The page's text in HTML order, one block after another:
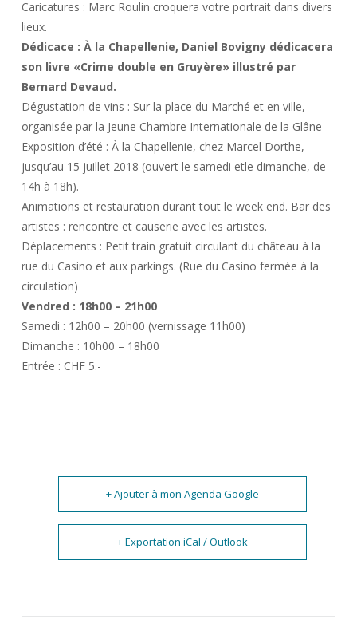
Caricatures : Marc Roulin croquera votre portrait dans divers
lieux.
Dédicace : À la Chapellenie, Daniel Bovigny dédicacera
son livre «Crime double en Gruyère» illustré par
Bernard Devaud.
Dégustation de vins : Sur la place du Marché et en ville,
organisée par la Jeune Chambre Internationale de la Glâne-
Exposition d’été : À la Chapellenie, chez Marcel Dorthe,
jusqu’au 15 juillet 2018 (ouvert le samedi etle dimanche, de
14h à 18h).
Animations et restauration durant tout le week end. Bar des
artistes : rencontre et causerie avec les artistes.
Déplacements : Petit train gratuit circulant du château à la
rue du Casino et aux parkings. (Rue du Casino fermée à la
circulation)
Vendred : 18h00 – 21h00
Samedi : 12h00 – 20h00 (vernissage 11h00)
Dimanche : 10h00 – 18h00
Entrée : CHF 5.-
+ Ajouter à mon Agenda Google
+ Exportation iCal / Outlook